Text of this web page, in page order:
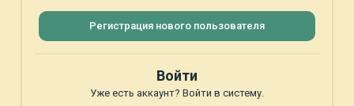
Регистрация нового пользователя
Войти
Уже есть аккаунт? Войти в систему.